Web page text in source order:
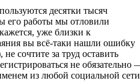
десятки тысяч
его работы мы отловили
уже близки к
вы всё-таки нашли ошибку
сочтите за труд оставить
не обязательно
из любой социальной